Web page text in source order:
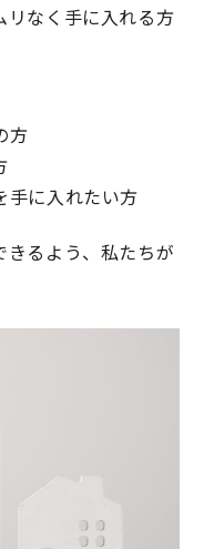
ロー
ル
リなく手に入れる方
方
手に入れたい方
るよう、私たちが